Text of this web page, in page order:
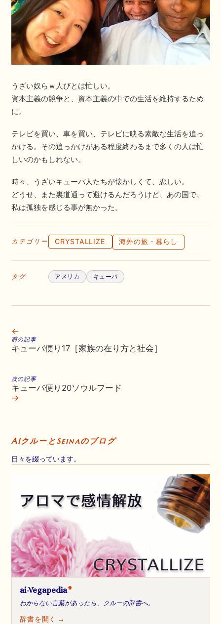
うざい奴らｗ人びとは忙しい。
資本主義の競争と、資本主義の中での生活を維持するため
に。
テレビを買い、車を買い、テレビに映る素敵な生活を追っ
かける。その追っかけがある程度終わるまで多くの人は忙
しいのかもしれない。
時々、うざいキューバ人たちが懐かしくて、恋しい。
どうせ、また裏道通って避けるんだろうけど、あの国で、
私は孤独を感じる事が無かった。
カテゴリー CRYSTALLIZE 海外の旅・暮らし
タグ アメリカ キューバ
←
前の記事
キューバ便り17［家族の在り方と社会］
次の記事
キューバ便り20ソウルフード
→
AIクルーとSeinaのブログ
日々を綴っています。
ai-Vegapedia*
わからない言葉があったら、クルーの辞書へ。
辞書を開く →